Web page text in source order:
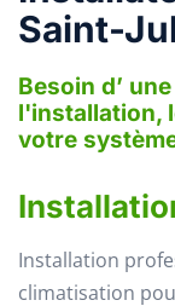
Saint-
Besoin d’
l'installation,
votre
Installation
climatisation